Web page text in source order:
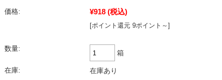
価格: ¥918 (税込)
[ポイント還元 9ポイント～]
数量:
箱
在庫: 在庫あり